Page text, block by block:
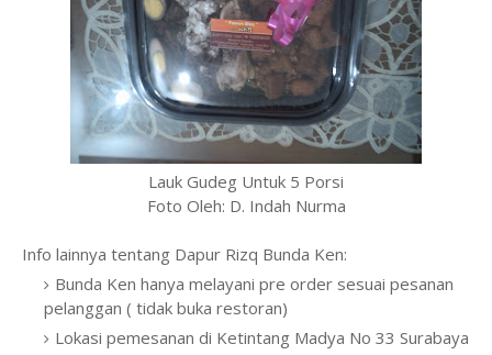
Lauk Gudeg Untuk 5 Porsi
Foto Oleh: D. Indah Nurma
Info lainnya tentang Dapur Rizq Bunda Ken:
Bunda Ken hanya melayani pre order sesuai pesanan
pelanggan ( tidak buka restoran)
Lokasi pemesanan di Ketintang Madya No 33 Surabaya